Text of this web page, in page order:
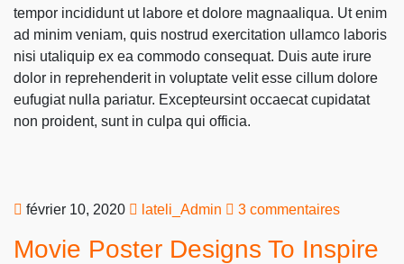
tempor incididunt ut labore et dolore magnaaliqua. Ut enim
ad minim veniam, quis nostrud exercitation ullamco laboris
nisi utaliquip ex ea commodo consequat. Duis aute irure
dolor in reprehenderit in voluptate velit esse cillum dolore
eufugiat nulla pariatur. Excepteursint occaecat cupidatat
non proident, sunt in culpa qui officia.
février 10, 2020 lateli_Admin 3 commentaires
Movie Poster Designs To Inspire